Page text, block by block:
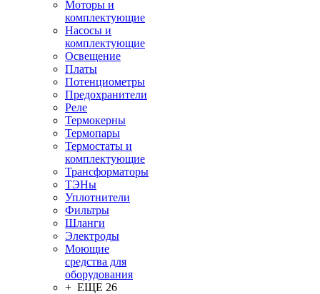
Моторы и
комплектующие
Насосы и
комплектующие
Освещение
Платы
Потенциометры
Предохранители
Реле
Термокерны
Термопары
Термостаты и
комплектующие
Трансформаторы
ТЭНы
Уплотнители
Фильтры
Шланги
Электроды
Моющие
средства для
оборудования
+ ЕЩЕ 26